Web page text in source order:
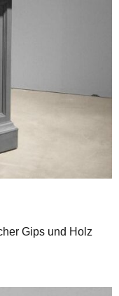
Gips und Holz